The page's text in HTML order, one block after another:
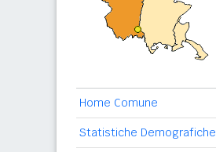
Home Comune
Statistiche Demografiche